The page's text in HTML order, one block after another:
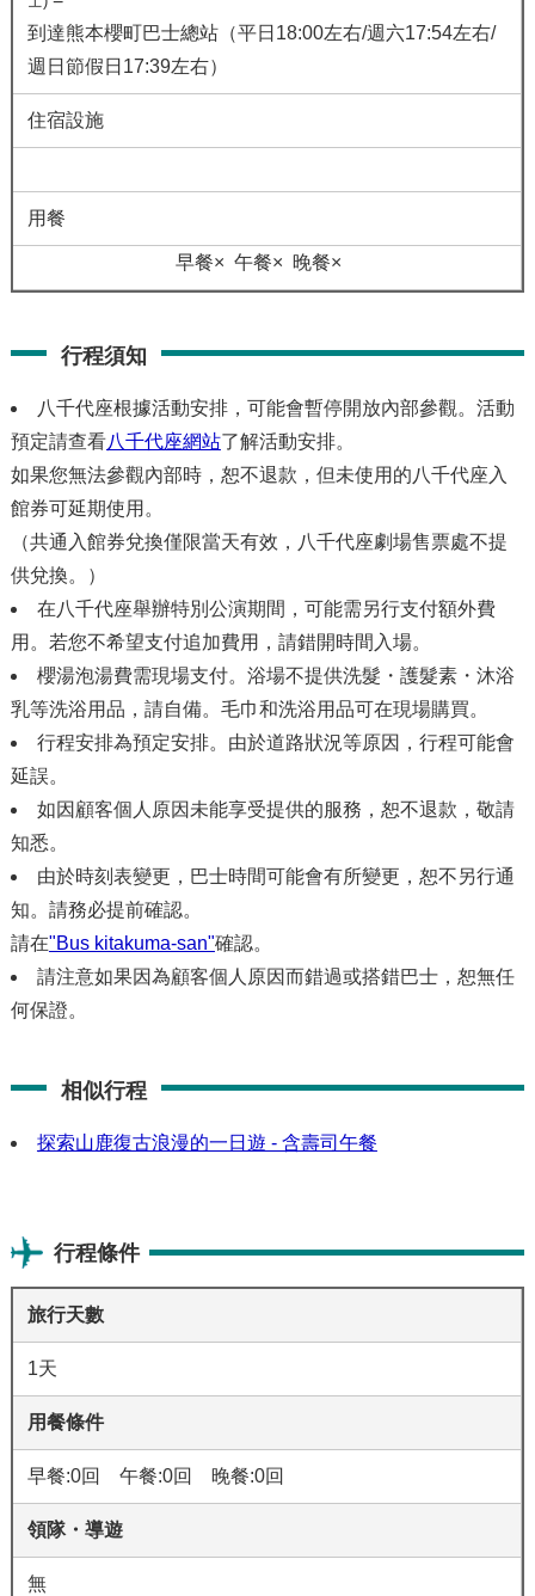
到達熊本櫻町巴士總站（平日18:00左右/週六17:54左右/
週日節假日17:39左右）
住宿設施
用餐
早餐× 午餐× 晚餐×
行程須知
八千代座根據活動安排，可能會暫停開放內部參觀。活動
預定請查看八千代座網站了解活動安排。
如果您無法參觀內部時，恕不退款，但未使用的八千代座入
館券可延期使用。
（共通入館券兌換僅限當天有效，八千代座劇場售票處不提
供兌換。）
在八千代座舉辦特別公演期間，可能需另行支付額外費
用。若您不希望支付追加費用，請錯開時間入場。
櫻湯泡湯費需現場支付。浴場不提供洗髮・護髮素・沐浴
乳等洗浴用品，請自備。毛巾和洗浴用品可在現場購買。
行程安排為預定安排。由於道路狀況等原因，行程可能會
延誤。
如因顧客個人原因未能享受提供的服務，恕不退款，敬請
知悉。
由於時刻表變更，巴士時間可能會有所變更，恕不另行通
知。請務必提前確認。
請在"Bus kitakuma-san"確認。
請注意如果因為顧客個人原因而錯過或搭錯巴士，恕無任
何保證。
相似行程
探索山鹿復古浪漫的一日遊 - 含壽司午餐
行程條件
旅行天數
1天
用餐條件
早餐:0回 午餐:0回 晚餐:0回
領隊・導遊
無